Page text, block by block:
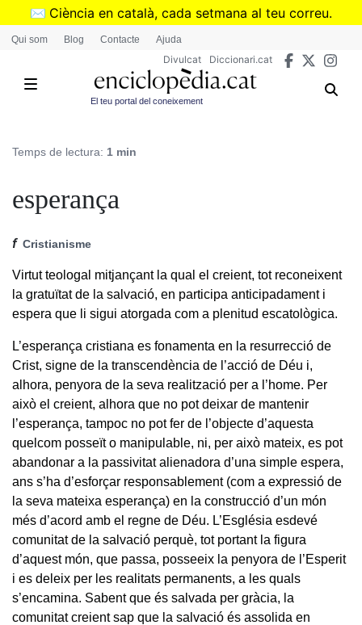
Vés
✉️ Ciència en català, cada setmana al teu correu.
➜Subscriu-te al butlletí de Divulcat
Qui som Blog Contacte Ajuda
Divulcat Diccionari.cat
El teu portal del coneixement
Temps de lectura: 1 min
esperança
f Cristianisme
Virtut teologal mitjançant la qual el creient, tot reconeixent
la gratuïtat de la salvació, en participa anticipadament i
espera que li sigui atorgada com a plenitud escatològica.
L’esperança cristiana es fonamenta en la resurrecció de
Crist, signe de la transcendència de l’acció de Déu i,
alhora, penyora de la seva realització per a l’home. Per
això el creient, alhora que no pot deixar de mantenir
l’esperança, tampoc no pot fer de l’objecte d’aquesta
quelcom posseït o manipulable, ni, per això mateix, es pot
abandonar a la passivitat alienadora d’una simple espera,
ans s’ha d’esforçar responsablement (com a expressió de
la seva mateixa esperança) en la construcció d’un món
més d’acord amb el regne de Déu. L’Església esdevé
comunitat de la salvació perquè, tot portant la figura
d’aquest món, que passa, posseeix la penyora de l’Esperit
i es deleix per les realitats permanents, a les quals
s’encamina. Sabent que és salvada per gràcia, la
comunitat creient sap que la salvació és assolida en